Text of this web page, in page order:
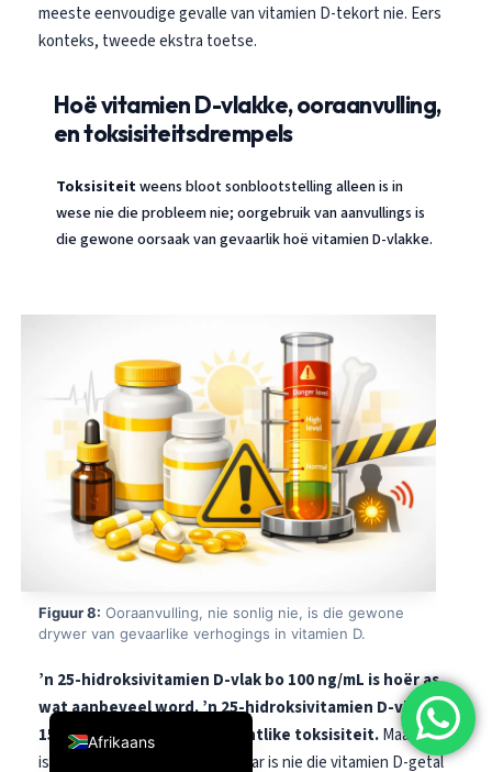
meeste eenvoudige gevalle van vitamien D-tekort nie. Eers
konteks, tweede ekstra toetse.
Hoë vitamien D-vlakke, ooraanvulling,
en toksisiteitsdrempels
Toksisiteitweens bloot sonblootstelling alleen is in
wese nie die probleem nie; oorgebruik van aanvullings is
die gewone oorsaak van gevaarlik hoë vitamien D-vlakke.
Figuur 8: Ooraanvulling, nie sonlig nie, is die gewone
drywer van gevaarlike verhogings in vitamien D.
’n 25-hidroksivitamien D-vlak bo 100 ng/mL is hoër as
wat aanbeveel word.’n 25-hidroksivitamien D-vlak bo
150 ng/mL dui sterk op moontlike toksisiteit.Maar hier
is die nuanse: die werklike gevaar is nie die vitamien D-getal
Afrikaans
English
Deutsch
العربية
עִבְרִית
Italiano
Español
Português
Ελληνικά
Türkçe
Български
Dansk
हिन्दी
Հայերեն
Íslenska